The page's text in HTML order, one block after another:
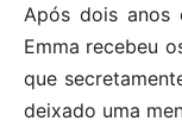
Após dois anos
Emma recebeu
que
deixado uma